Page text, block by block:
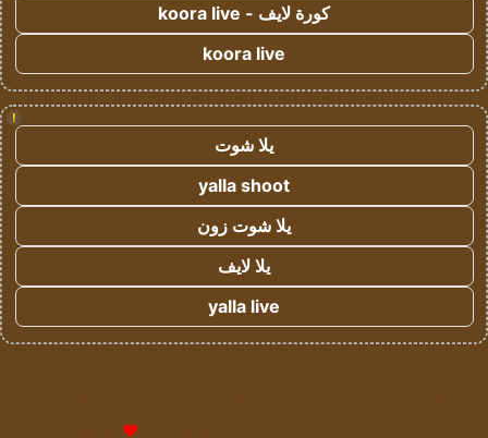
كورة لايف - koora live
koora live
!
يلا شوت
yalla shoot
يلا شوت زون
يلا لايف
yalla live